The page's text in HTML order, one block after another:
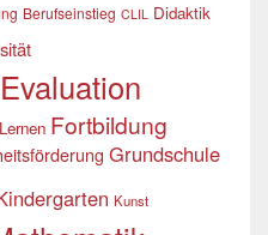
Berufseinstieg CLIL Didaktik
Evaluation
Fortbildung
Grundschule
Kunst